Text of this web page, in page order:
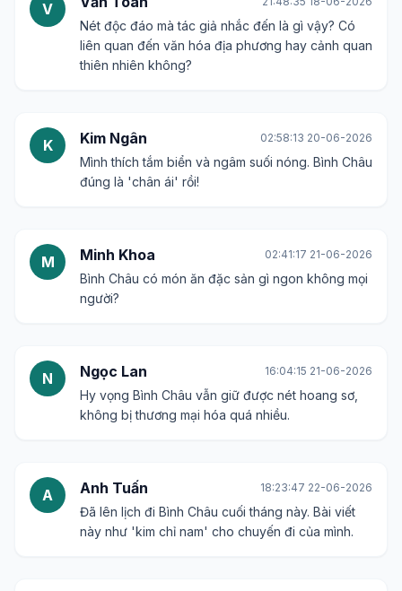
V
Nét độc đáo mà tác giả nhắc đến là gì vậy? Có
liên quan đến văn hóa địa phương hay cảnh quan
thiên nhiên không?
K Kim Ngân 02:58:13 20-06-2026
Mình thích tắm biển và ngâm suối nóng. Bình Châu
đúng là 'chân ái' rồi!
M Minh Khoa 02:41:17 21-06-2026
Bình Châu có món ăn đặc sản gì ngon không mọi
người?
N Ngọc Lan 16:04:15 21-06-2026
Hy vọng Bình Châu vẫn giữ được nét hoang sơ,
không bị thương mại hóa quá nhiều.
A Anh Tuấn 18:23:47 22-06-2026
Đã lên lịch đi Bình Châu cuối tháng này. Bài viết
này như 'kim chỉ nam' cho chuyến đi của mình.